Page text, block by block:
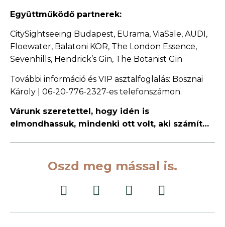
Együttműködő partnerek:
CitySightseeing Budapest, EUrama, ViaSale, AUDI,
Floewater, Balatoni KÖR, The London Essence,
Sevenhills, Hendrick’s Gin, The Botanist Gin
További információ és VIP asztalfoglalás: Bosznai
Károly | 06-20-776-2327-es telefonszámon.
Várunk szeretettel, hogy idén is
elmondhassuk, mindenki ott volt, aki számít…
Oszd meg mással is.